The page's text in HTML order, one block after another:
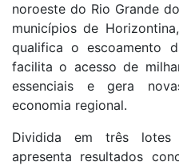
noroeste do Rio Grande
municípios de
qualifica o escoamento
facilita o acesso de
essenciais e gera
economia regional.
Dividida em três
apresenta resultados